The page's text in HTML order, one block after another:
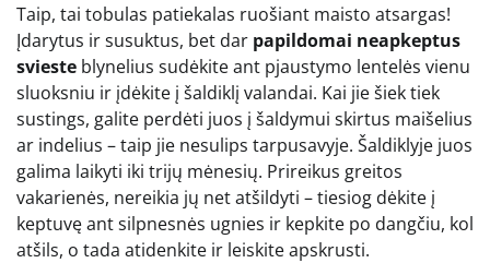
Taip, tai tobulas patiekalas ruošiant maisto atsargas!
Įdarytus ir susuktus, bet dar papildomai neapkeptus
svieste blynelius sudėkite ant pjaustymo lentelės vienu
sluoksniu ir įdėkite į šaldiklį valandai. Kai jie šiek tiek
sustings, galite perdėti juos į šaldymui skirtus maišelius
ar indelius – taip jie nesulips tarpusavyje. Šaldiklyje juos
galima laikyti iki trijų mėnesių. Prireikus greitos
vakarienės, nereikia jų net atšildyti – tiesiog dėkite į
keptuvę ant silpnesnės ugnies ir kepkite po dangčiu, kol
atšils, o tada atidenkite ir leiskite apskrusti.